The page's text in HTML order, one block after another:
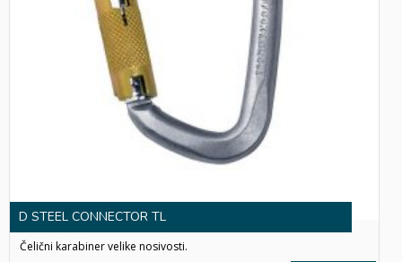
D STEEL CONNECTOR TL
Čelični karabiner velike nosivosti.